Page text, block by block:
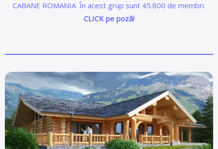
CABANE ROMANIA. În acest grup sunt 45.800 de membri.
CLICK pe poză!